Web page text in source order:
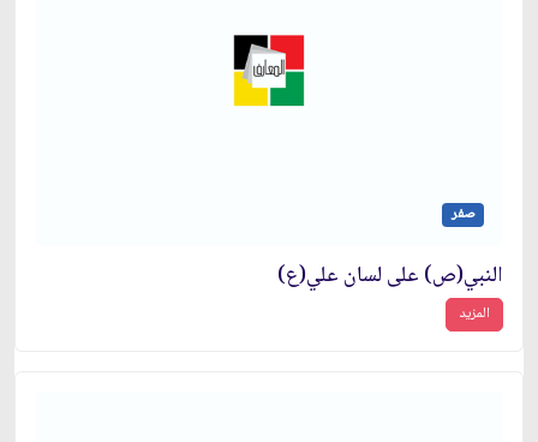
صفر
النبي(ص) على لسان علي(ع)
المزيد